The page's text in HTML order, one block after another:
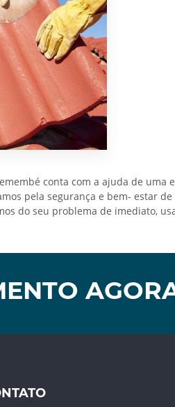
conta com a ajuda de
pela segurança e bem- estar
do seu problema de imediato,